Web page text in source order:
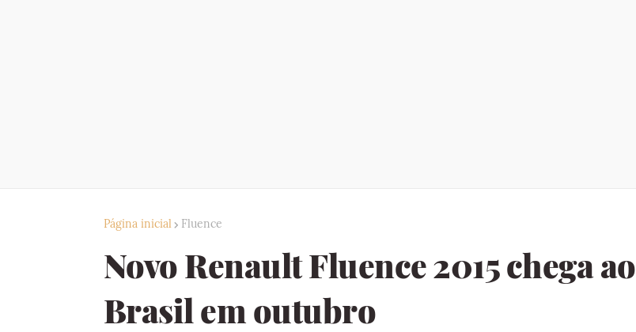
Página inicial Fluence
Novo Renault Fluence 2015 chega ao
Brasil em outubro